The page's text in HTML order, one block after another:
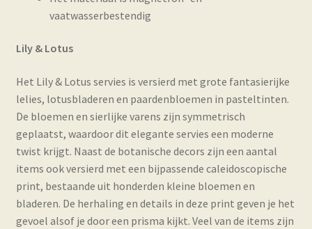
vaatwasserbestendig
Lily & Lotus
Het Lily & Lotus servies is versierd met grote fantasierijke
lelies, lotusbladeren en paardenbloemen in pasteltinten.
De bloemen en sierlijke varens zijn symmetrisch
geplaatst, waardoor dit elegante servies een moderne
twist krijgt. Naast de botanische decors zijn een aantal
items ook versierd met een bijpassende caleidoscopische
print, bestaande uit honderden kleine bloemen en
bladeren. De herhaling en details in deze print geven je het
gevoel alsof je door een prisma kijkt. Veel van de items zijn